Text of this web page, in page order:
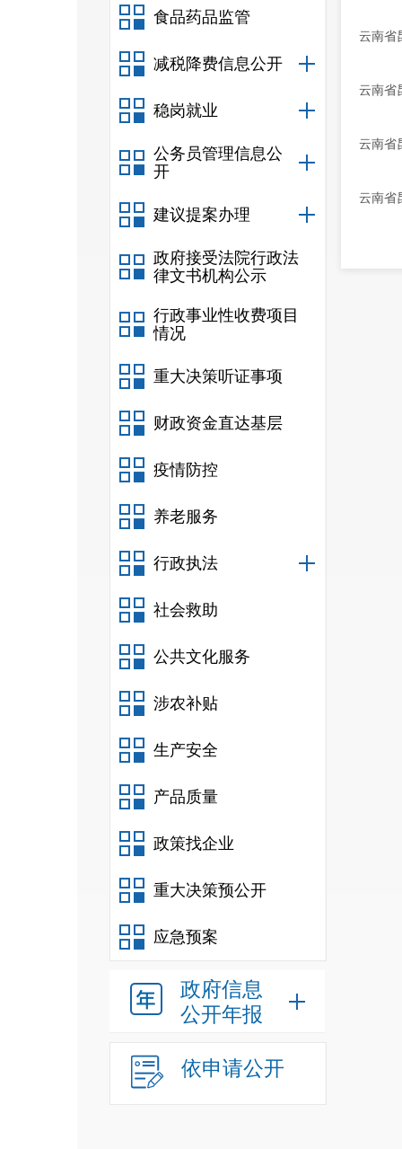
食品药品监管
减税降费信息公开
稳岗就业
公务员管理信息公
开
建议提案办理
政府接受法院行政法
律文书机构公示
行政事业性收费项目
情况
重大决策听证事项
财政资金直达基层
疫情防控
养老服务
行政执法
社会救助
公共文化服务
涉农补贴
生产安全
产品质量
政策找企业
重大决策预公开
应急预案
政府信息
公开年报
依申请公开
云南省
云南省
云南省
云南省